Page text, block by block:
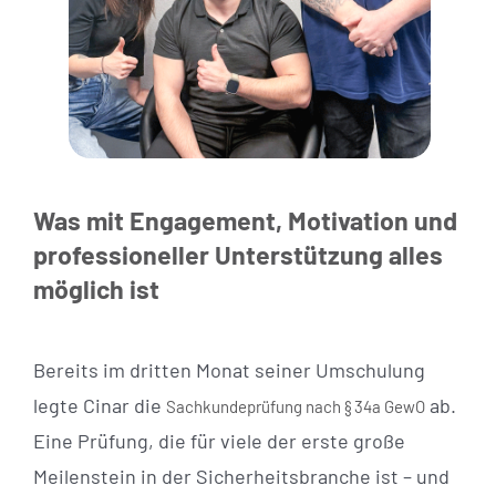
Was mit Engagement, Motivation und
professioneller Unterstützung alles
möglich ist
Bereits im dritten Monat seiner Umschulung
legte Cinar die Sachkundeprüfung nach § 34a GewOab.
Eine Prüfung, die für viele der erste große
Meilenstein in der Sicherheitsbranche ist – und